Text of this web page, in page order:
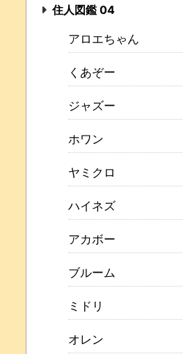
住人図鑑 04
アロエちゃん
くあぞー
ジャズー
ホワン
ヤミクロ
ハイネズ
アカボー
ブルーム
ミドリ
オレン